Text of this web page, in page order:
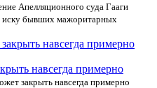
Апелляционного суда Гааги
иску бывших мажоритарных
навсегда примерно
закрыть навсегда примерно